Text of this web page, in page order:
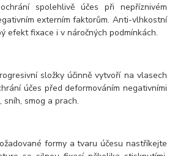
spolehlivě účes při nepříznivém
externím faktorům. Anti-vlhkostní
efekt fixace i v náročných podmínkách.
složky účinně vytvoří na vlasech
účes před deformováním negativními
smog a prach.
formy a tvaru účesu nastříkejte